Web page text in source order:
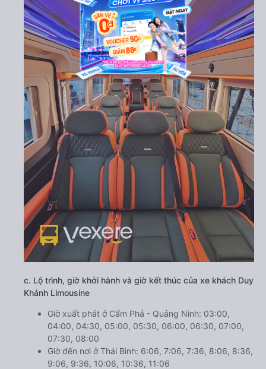
c. Lộ trình, giờ khởi hành và giờ kết thúc của xe khách Duy
Khánh Limousine
Giờ xuất phát ở Cẩm Phả - Quảng Ninh: 03:00,
04:00, 04:30, 05:00, 05:30, 06:00, 06:30, 07:00,
07:30, 08:00
Giờ đến nơi ở Thái Bình: 6:06, 7:06, 7:36, 8:06, 8:36,
9:06, 9:36, 10:06, 10:36, 11:06